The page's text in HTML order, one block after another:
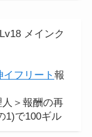
メインク
フリート 報
＞報酬の再
1)で100ギル